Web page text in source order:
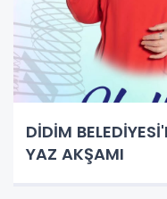
DİDİM
YAZ AKŞAMI